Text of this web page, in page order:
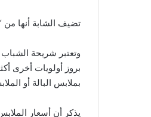
تضيف الشابة أنها من
وتعتبر شريحة الشباب
بروز أولويات أخرى
بملابس البالة أو